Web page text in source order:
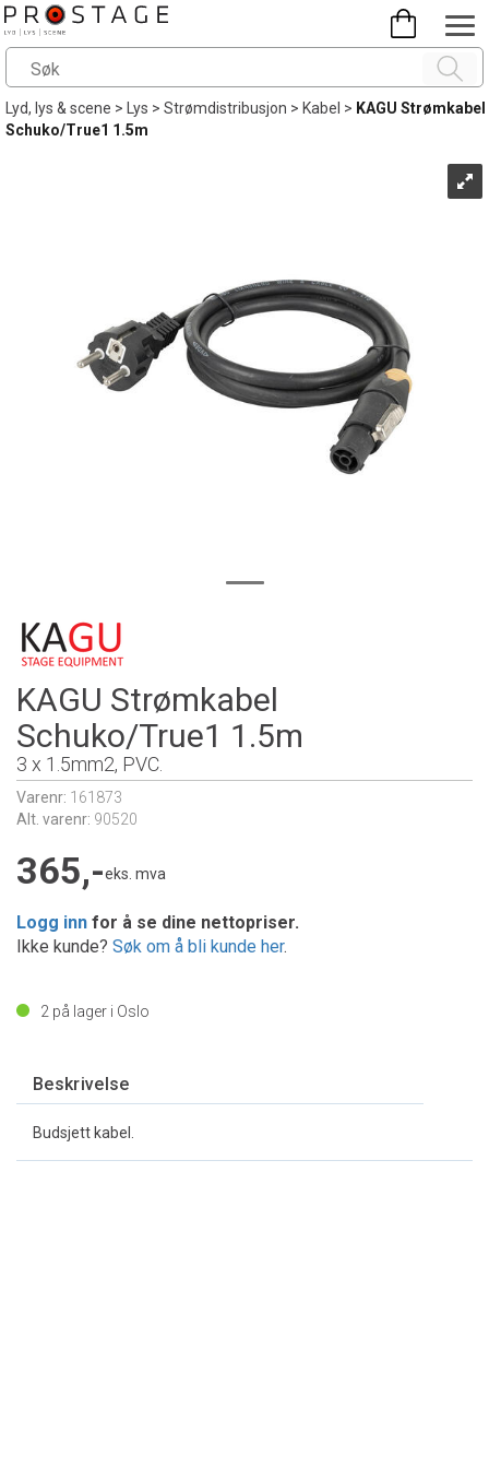
Lyd, lys & scene> Lys>Strømdistribusjon>Kabel > KAGU Strømkabel
Schuko/True1 1.5m
KAGU Strømkabel
Schuko/True1 1.5m
3 x 1.5mm2, PVC.
Varenr: 161873
Alt. varenr: 90520
365,-eks. mva
Logg inn for å se dine nettopriser.
Ikke kunde? Søk om å bli kunde her.
2 på lager i Oslo
Beskrivelse
Budsjett kabel.